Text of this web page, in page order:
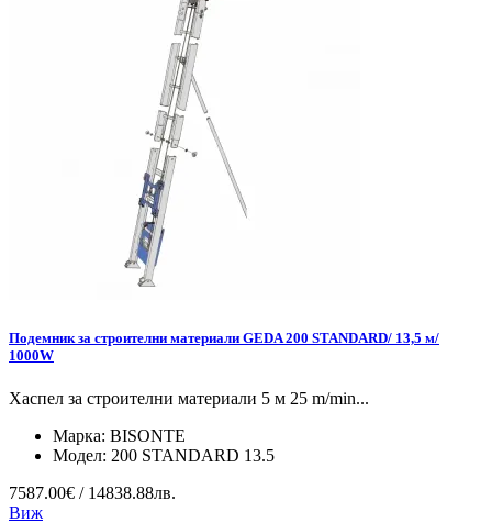
Подемник за строителни материали GEDA 200 STANDARD/ 13,5 м/
1000W
Хаспел за строителни материали 5 м 25 m/min...
Марка: BISONTE
Модел: 200 STANDARD 13.5
7587.00€ / 14838.88лв.
Виж